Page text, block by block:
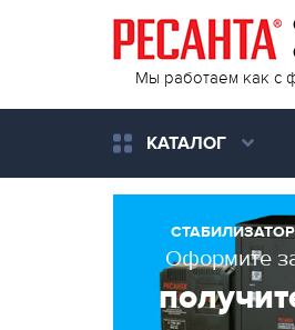
Мы работаем как с
КАТАЛОГ
Оформите